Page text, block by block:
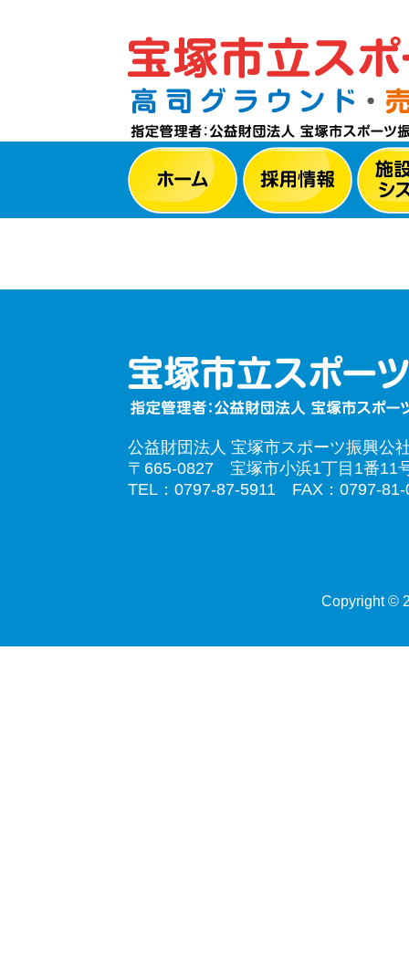
公益財団法人 宝塚市スポーツ振興公
〒665-0827 宝塚市小浜1丁目1番11
TEL：0797-87-5911 FAX：0797-81-
Copyright ©